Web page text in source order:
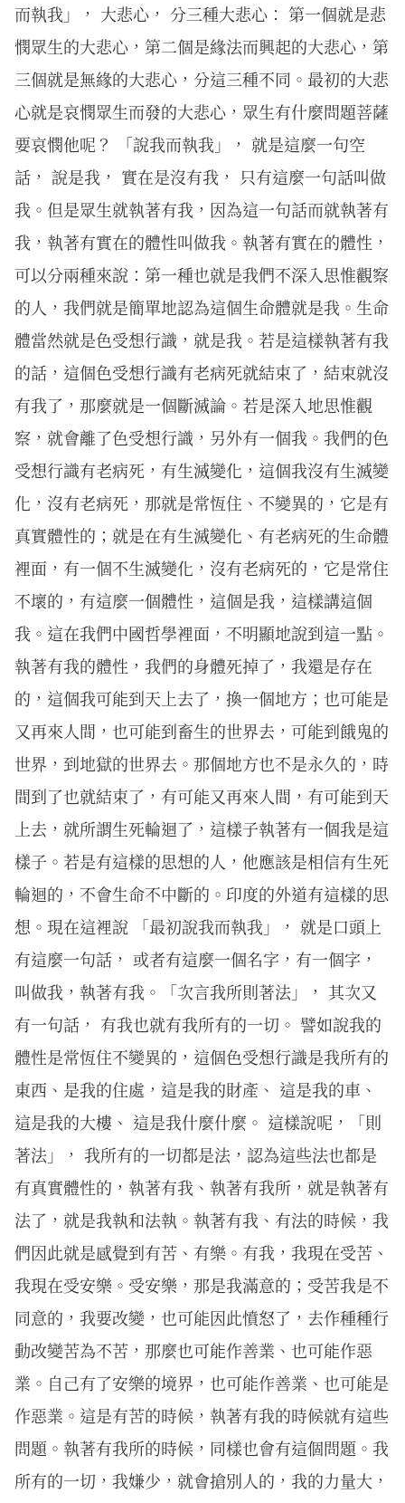
而執我」， 大悲心， 分三種大悲心： 第一個就是悲
憫眾生的大悲心，第二個是緣法而興起的大悲心，第
三個就是無緣的大悲心，分這三種不同。最初的大悲
心就是哀憫眾生而發的大悲心，眾生有什麼問題菩薩
要哀憫他呢？ 「說我而執我」， 就是這麼一句空
話， 說是我， 實在是沒有我， 只有這麼一句話叫做
我。但是眾生就執著有我，因為這一句話而就執著有
我，執著有實在的體性叫做我。執著有實在的體性，
可以分兩種來說：第一種也就是我們不深入思惟觀察
的人，我們就是簡單地認為這個生命體就是我。生命
體當然就是色受想行識，就是我。若是這樣執著有我
的話，這個色受想行識有老病死就結束了，結束就沒
有我了，那麼就是一個斷滅論。若是深入地思惟觀
察，就會離了色受想行識，另外有一個我。我們的色
受想行識有老病死，有生滅變化，這個我沒有生滅變
化，沒有老病死，那就是常恆住、不變異的，它是有
真實體性的；就是在有生滅變化、有老病死的生命體
裡面，有一個不生滅變化，沒有老病死的，它是常住
不壞的，有這麼一個體性，這個是我，這樣講這個
我。這在我們中國哲學裡面，不明顯地說到這一點。
執著有我的體性，我們的身體死掉了，我還是存在
的，這個我可能到天上去了，換一個地方；也可能是
又再來人間，也可能到畜生的世界去，可能到餓鬼的
世界，到地獄的世界去。那個地方也不是永久的，時
間到了也就結束了，有可能又再來人間，有可能到天
上去，就所謂生死輪迴了，這樣子執著有一個我是這
樣子。若是有這樣的思想的人，他應該是相信有生死
輪迴的，不會生命不中斷的。印度的外道有這樣的思
想。現在這裡說 「最初說我而執我」， 就是口頭上
有這麼一句話， 或者有這麼一個名字，有一個字，
叫做我，執著有我。「次言我所則著法」， 其次又
有一句話， 有我也就有我所有的一切。 譬如說我的
體性是常恆住不變異的，這個色受想行識是我所有的
東西、是我的住處，這是我的財產、 這是我的車、
這是我的大樓、 這是我什麼什麼。 這樣說呢，「則
著法」， 我所有的一切都是法，認為這些法也都是
有真實體性的，執著有我、執著有我所，就是執著有
法了，就是我執和法執。執著有我、有法的時候，我
們因此就是感覺到有苦、有樂。有我，我現在受苦、
我現在受安樂。受安樂，那是我滿意的；受苦我是不
同意的，我要改變，也可能因此憤怒了，去作種種行
動改變苦為不苦，那麼也可能作善業、也可能作惡
業。自己有了安樂的境界，也可能作善業、也可能是
作惡業。這是有苦的時候，執著有我的時候就有這些
問題。執著有我所的時候，同樣也會有這個問題。我
所有的一切，我嫌少，就會搶別人的，我的力量大，